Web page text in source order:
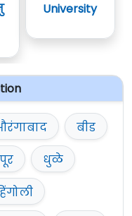
University
बीड
धुळे